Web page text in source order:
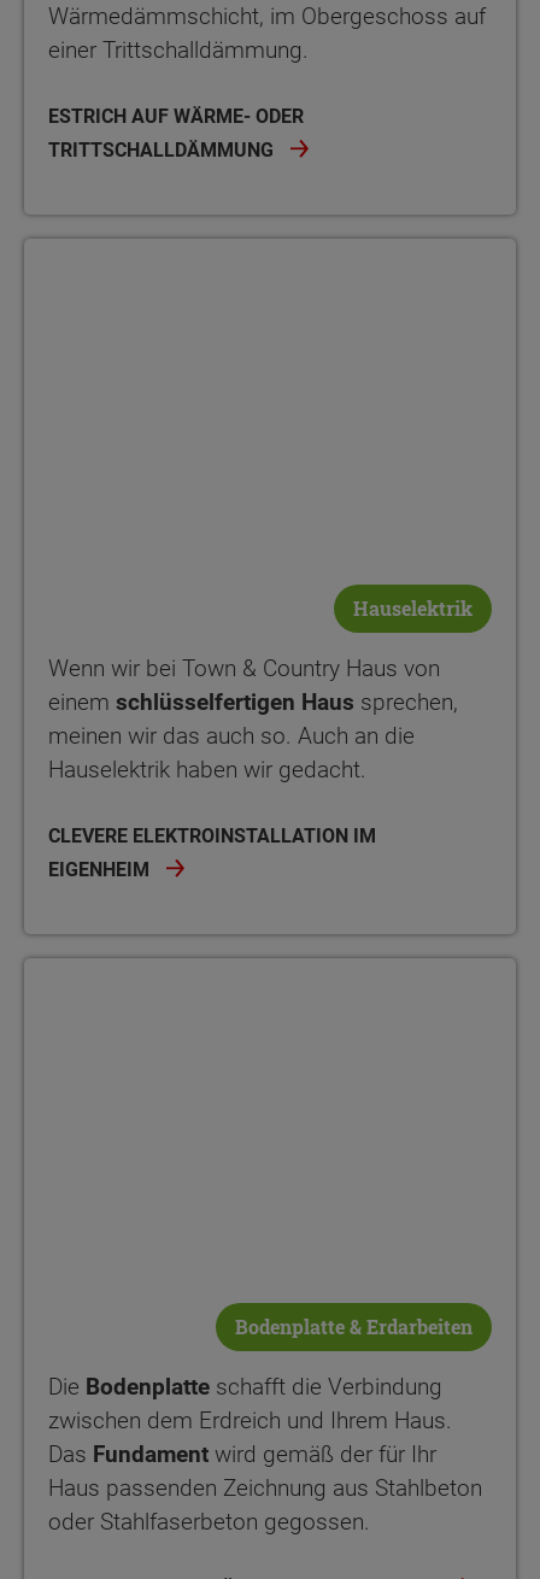
Wärmedämmschicht, im Obergeschoss auf
einer Trittschalldämmung.
ESTRICH AUF WÄRME- ODER
TRITTSCHALLDÄMMUNG
Hauselektrik
Wenn wir bei Town & Country Haus von
einem schlüsselfertigen Haus sprechen,
meinen wir das auch so. Auch an die
Hauselektrik haben wir gedacht.
CLEVERE ELEKTROINSTALLATION IM
EIGENHEIM
Bodenplatte & Erdarbeiten
Die Bodenplatte schafft die Verbindung
zwischen dem Erdreich und Ihrem Haus.
Das Fundament wird gemäß der für Ihr
Haus passenden Zeichnung aus Stahlbeton
oder Stahlfaserbeton gegossen.